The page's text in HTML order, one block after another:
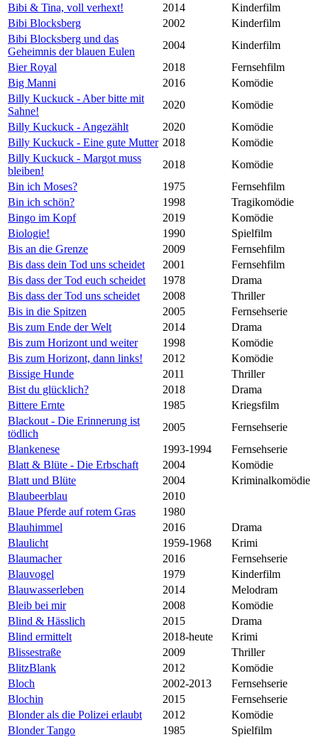
Bibi & Tina, voll verhext!
2014
Kinderfilm
Bibi Blocksberg
2002
Kinderfilm
Bibi Blocksberg und das
Geheimnis der blauen Eulen
2004
Kinderfilm
Bier Royal
2018
Fernsehfilm
Big Manni
2016
Komödie
Billy Kuckuck - Aber bitte mit
Sahne!
2020
Komödie
Billy Kuckuck - Angezählt
2020
Komödie
Billy Kuckuck - Eine gute Mutter 2018
Komödie
Billy Kuckuck - Margot muss
bleiben!
2018
Komödie
Bin ich Moses?
1975
Fernsehfilm
Bin ich schön?
1998
Tragikomödie
Bingo im Kopf
2019
Komödie
Biologie!
1990
Spielfilm
Bis an die Grenze
2009
Fernsehfilm
Bis dass dein Tod uns scheidet
2001
Fernsehfilm
Bis dass der Tod euch scheidet
1978
Drama
Bis dass der Tod uns scheidet
2008
Thriller
Bis in die Spitzen
2005
Fernsehserie
Bis zum Ende der Welt
2014
Drama
Bis zum Horizont und weiter
1998
Komödie
Bis zum Horizont, dann links!
2012
Komödie
Bissige Hunde
2011
Thriller
Bist du glücklich?
2018
Drama
Bittere Ernte
1985
Kriegsfilm
Blackout - Die Erinnerung ist
tödlich
2005
Fernsehserie
Blankenese
1993-1994
Fernsehserie
Blatt & Blüte - Die Erbschaft
2004
Komödie
Blatt und Blüte
2004
Kriminalkomödie
Blaubeerblau
2010
Blaue Pferde auf rotem Gras
1980
Blauhimmel
2016
Drama
Blaulicht
1959-1968
Krimi
Blaumacher
2016
Fernsehserie
Blauvogel
1979
Kinderfilm
Blauwasserleben
2014
Melodram
Bleib bei mir
2008
Komödie
Blind & Hässlich
2015
Drama
Blind ermittelt
2018-heute
Krimi
Blissestraße
2009
Thriller
BlitzBlank
2012
Komödie
Bloch
2002-2013
Fernsehserie
Blochin
2015
Fernsehserie
Blonder als die Polizei erlaubt
2012
Komödie
Blonder Tango
1985
Spielfilm